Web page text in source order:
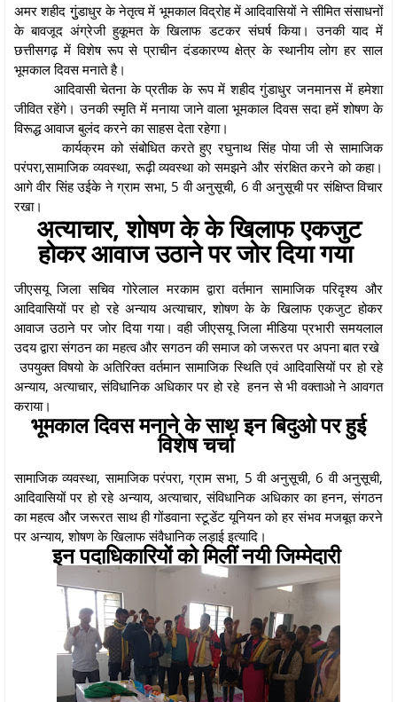
अमर शहीद गुुंडाधुर के नेतृत्व में भूमकाल विद्रोह में आदिवासियों ने सीमित संसाधनों
के बावजूद अंग्रेजी हुकूमत के खिलाफ डटकर संघर्ष किया। उनकी याद में
छत्तीसगढ़ में विशेष रूप से प्राचीन दंडकारण्य क्षेत्र के स्थानीय लोग हर साल
भूमकाल दिवस मनाते है।
आदिवासी चेतना के प्रतीक के रूप में शहीद गुंडाधुर जनमानस में हमेशा
जीवित रहेंगे। उनकी स्मृति में मनाया जाने वाला भूमकाल दिवस सदा हमें शोषण के
विरूद्ध आवाज बुलंद करने का साहस देता रहेगा।
कार्यक्रम को संबोधित करते हुए रघुनाथ सिंह पोया जी से सामाजिक
परंपरा,सामाजिक व्यवस्था, रूढ़ी व्यवस्था को समझने और संरक्षित करने को कहा।
आगे वीर सिंह उईके ने ग्राम सभा, 5 वी अनुसूची, 6 वी अनुसूची पर संक्षिप्त विचार
रखा।
अत्याचार, शोषण के के खिलाफ एकजुट
होकर आवाज उठाने पर जोर दिया गया
जीएसयू जिला सचिव गोरेलाल मरकाम द्वारा वर्तमान सामाजिक परिदृश्य और
आदिवासियों पर हो रहे अन्याय अत्याचार, शोषण के के खिलाफ एकजुट होकर
आवाज उठाने पर जोर दिया गया। वही जीएसयू जिला मीडिया प्रभारी समयलाल
उदय द्वारा संगठन का महत्व और सगठन की समाज को जरूरत पर अपना बात रखे
उपयुक्त विषयो के अतिरिक्त वर्तमान सामाजिक स्थिति एवं आदिवासियों पर हो रहे
अन्याय, अत्याचार, संविधानिक अधिकार पर हो रहे हनन से भी वक्ताओ ने आवगत
कराया।
भूमकाल दिवस मनाने के साथ इन बिदुओ पर हुई
विशेष चर्चा
सामाजिक व्यवस्था, सामाजिक परंपरा, ग्राम सभा, 5 वी अनुसूची, 6 वी अनुसूची,
आदिवासियों पर हो रहे अन्याय, अत्याचार, संविधानिक अधिकार का हनन, संगठन
का महत्व और जरूरत साथ ही गोंडवाना स्टूडेंट यूनियन को हर संभव मजबूत करने
पर अन्याय, शोषण के खिलाफ संवैधानिक लड़ाई इत्यादि।
इन पदाधिकारियों को मिलीं नयी जिम्मेदारी